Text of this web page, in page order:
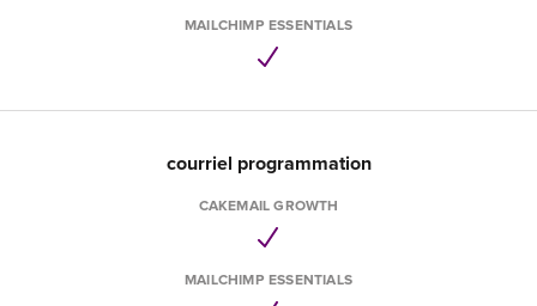
MAILCHIMP ESSENTIALS
courriel programmation
CAKEMAIL GROWTH
MAILCHIMP ESSENTIALS